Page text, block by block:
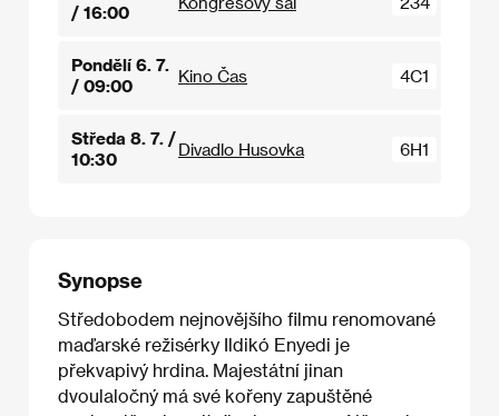
/ 16:00
Pondělí 6. 7.
/ 09:00
Kino Čas 4C1
Středa 8. 7. /
10:30
Divadlo Husovka 6H1
Synopse
Středobodem nejnovějšího filmu renomované
maďarské režisérky Ildikó Enyedi je
překvapivý hrdina. Majestátní jinan
dvoulaločný má své kořeny zapuštěné